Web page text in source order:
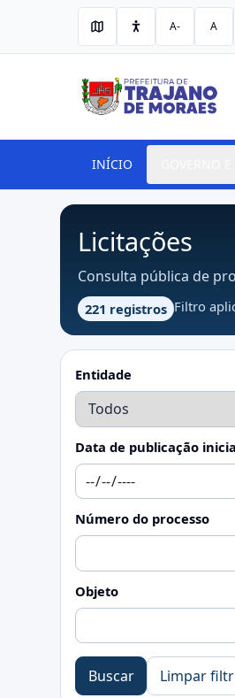
A- A
INÍCIO
Licitações
Consulta pública de
221 registros Filtro
Entidade
Data de publicação
Número do processo
Objeto
Buscar Limpar